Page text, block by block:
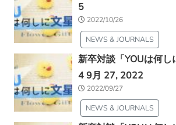
5
2022/10/26
NEWS & JOURNALS
新卒対談「YOUは何
4 9月 27, 2022
2022/09/27
NEWS & JOURNALS